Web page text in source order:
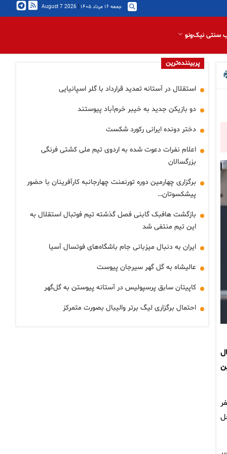
جمعه ۱۶ مرداد ۱۴۰۵ |
2026 August 7
سنتی نیک‌ونو
پربیننده‌ترین
استقلال در آستانه تمدید قرارداد با گلر اسپانیایی
دو بازیکن جدید به خیبر خرم‌آباد پیوستند
دختر دونده ایرانی رکورد شکست
اعلام نفرات دعوت شده به اردوی تیم ملی کشتی فرنگی
بزرگسالان
برگزاری چهارمین دوره تورنمنت چهارجانبه کارآفرینان با حضور
پیشکسوتان…
بازگشت هافبک گابنی فصل گذشته تیم فوتبال استقلال به
این تیم منتفی شد
ایران به دنبال میزبانی جام باشگاه‌های فوتسال آسیا
عالیشاه به گل گهر سیرجان پیوست
کاپیتان سابق پرسپولیس در آستانه پیوستن به گل‌گهر
احتمال برگزاری لیگ برتر والیبال بصورت متمرکز